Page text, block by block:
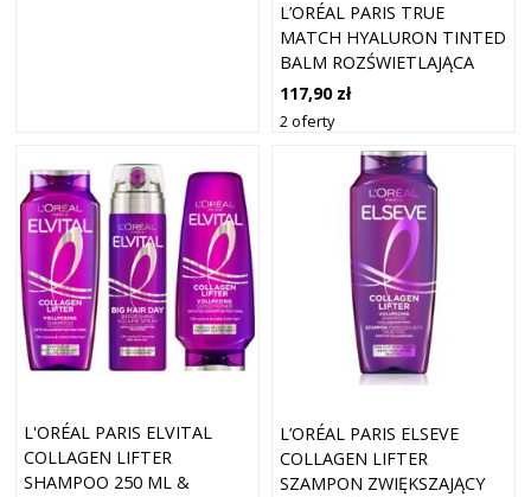
L’ORÉAL PARIS TRUE
MATCH HYALURON TINTED
BALM ROZŚWIETLAJĄCA
BAZA DO UJEDNOLICENIA
KOLORYTU SKÓRY ODCIEŃ
1 VERY LIGHT 8 G
117,90 zł
2 oferty
L'ORÉAL PARIS ELVITAL
COLLAGEN LIFTER
SHAMPOO 250 ML &
L’ORÉAL PARIS ELSEVE
COLLAGEN LIFTER
SZAMPON ZWIĘKSZAJĄCY